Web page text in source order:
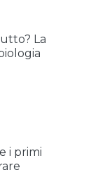
La
i primi